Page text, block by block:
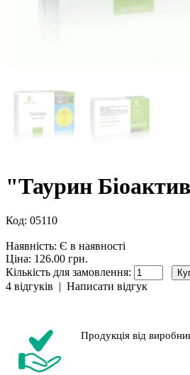
"Таурин
Код: 05110
Наявність: Є в наявності
Ціна: 126.00 грн.
Кількість для замовлення:
4 відгуків | Написати відгук
Продукція від